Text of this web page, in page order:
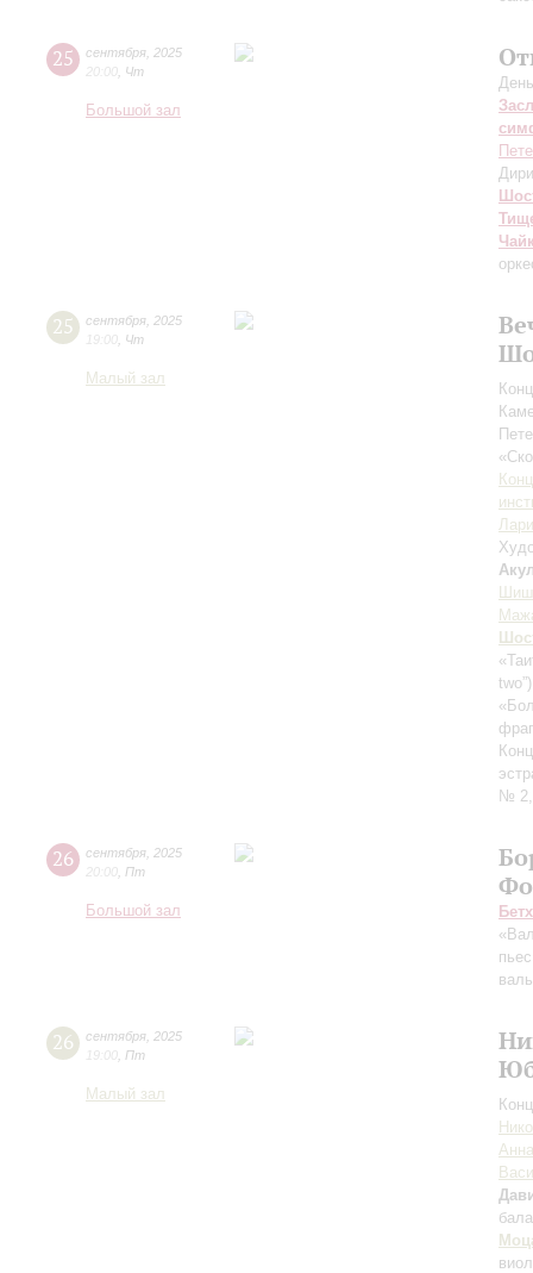
25 сентября 2025
20:00 Чт
Большой зал
25 сентября 2025
19:00 Чт
Малый зал
№ 2,
26 сентября 2025
20:00 Пт
Большой зал
26 сентября 2025
19:00 Пт
Малый зал